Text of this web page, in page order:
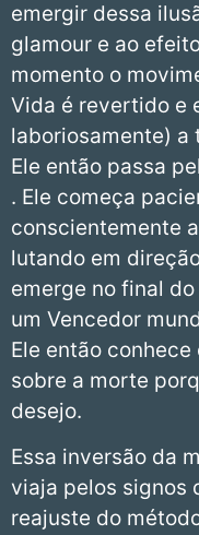
emergir dessa
glamour e ao
momento o
Vida é revertido e
laboriosamente) a
Ele então passa
. Ele começa
conscientemente
lutando em
emerge no final
um Vencedor
Ele então
sobre a morte
desejo.
Essa inversão da
viaja pelos signos
reajuste do